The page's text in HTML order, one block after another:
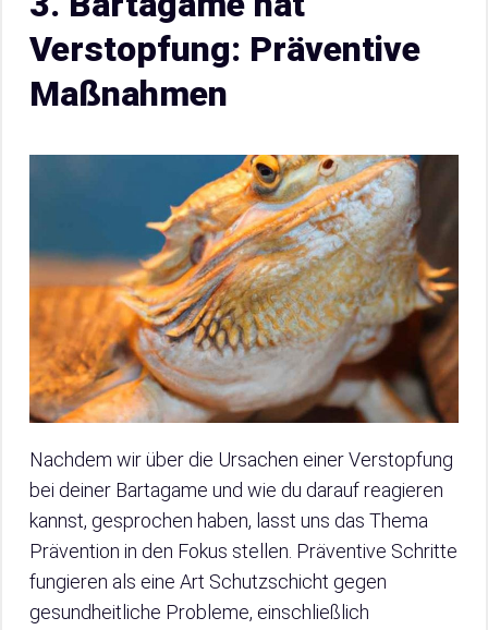
Verstopfung: Präventive
Maßnahmen
Nachdem wir über die Ursachen einer Verstopfung
bei deiner Bartagame und wie du darauf reagieren
kannst, gesprochen haben, lasst uns das Thema
Prävention in den Fokus stellen. Präventive Schritte
fungieren als eine Art Schutzschicht gegen
gesundheitliche Probleme, einschließlich